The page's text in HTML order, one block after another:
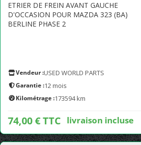
ETRIER DE FREIN AVANT GAUCHE
D'OCCASION POUR MAZDA 323 (BA)
BERLINE PHASE 2
Vendeur :USED WORLD PARTS
Garantie :12 mois
Kilométrage :173594 km
74,00 € TTC livraison incluse